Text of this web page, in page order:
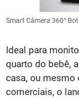
Smart Câmera 360° Bot
Ideal para
quarto do bebê,
casa, ou
comerciais, o